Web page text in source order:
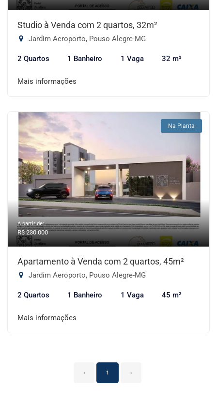
Studio à Venda com 2 quartos, 32m²
Jardim Aeroporto, Pouso Alegre-MG
2 Quartos 1 Banheiro 1 Vaga 32 m²
Mais informações
Na Planta
A partir de:
R$ 230.000
Apartamento à Venda com 2 quartos, 45m²
Jardim Aeroporto, Pouso Alegre-MG
2 Quartos 1 Banheiro 1 Vaga 45 m²
Mais informações
‹ 1 ›